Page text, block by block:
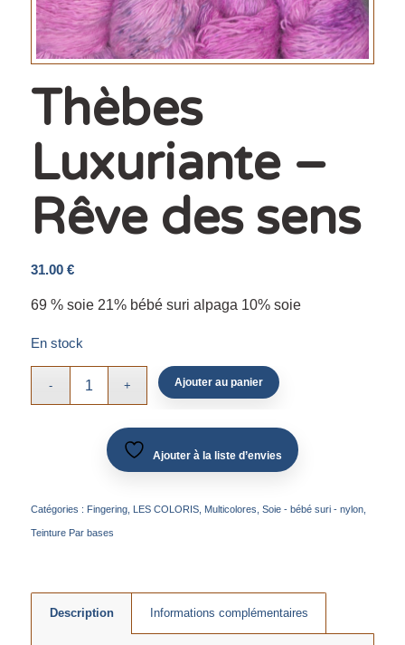
Thèbes
Luxuriante –
Rêve des sens
31.00 €
69 % soie 21% bébé suri alpaga 10% soie
En stock
Ajouter au panier
Ajouter à la liste d’envies
Catégories : Fingering, LES COLORIS, Multicolores, Soie - bébé suri - nylon,
Teinture Par bases
Description Informations complémentaires